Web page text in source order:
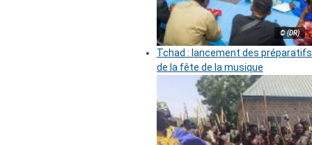
© (DR)
Tchad : lancement des préparatifs
de la fête de la musique